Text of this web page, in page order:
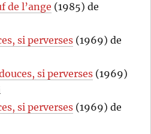
de l’ange (1985) de
si perverses (1969) de
si perverses (1969)
si perverses (1969) de